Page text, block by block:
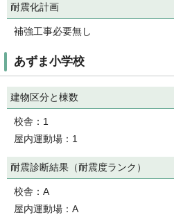
耐震化計画
補強工事必要無し
あずま小学校
建物区分と棟数
校舎：1
屋内運動場：1
耐震診断結果（耐震度ランク）
校舎：A
屋内運動場：A